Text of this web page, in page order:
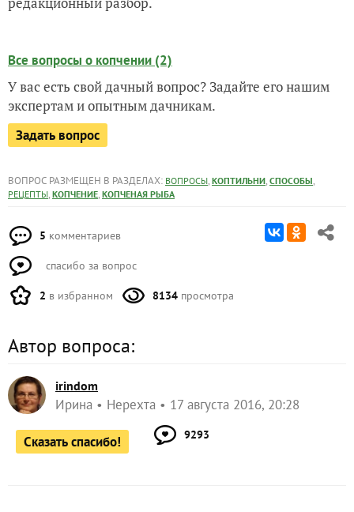
Все вопросы о копчении (2)
У вас есть свой дачный вопрос? Задайте его нашим
экспертам и опытным дачникам.
Задать вопрос
ВОПРОС РАЗМЕЩЕН В РАЗДЕЛАХ: ВОПРОСЫ, КОПТИЛЬНИ, СПОСОБЫ,
РЕЦЕПТЫ, КОПЧЕНИЕ, КОПЧЕНАЯ РЫБА
5 комментариев
спасибо за вопрос
2 в избранном 8134 просмотра
Автор вопроса:
irindom
Ирина Нерехта 17 августа 2016, 20:28
Сказать спасибо! 9293